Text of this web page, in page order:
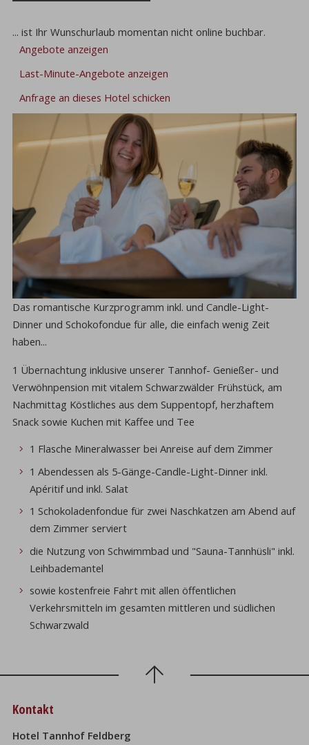
... ist Ihr Wunschurlaub momentan nicht online buchbar.
Angebote anzeigen
Last-Minute-Angebote anzeigen
Anfrage an dieses Hotel schicken
Das romantische Kurzprogramm inkl. und Candle-Light-
Dinner und Schokofondue für alle, die einfach wenig Zeit
haben...
1 Übernachtung inklusive unserer Tannhof- Genießer- und
Verwöhnpension mit vitalem Schwarzwälder Frühstück, am
Nachmittag Köstliches aus dem Suppentopf, herzhaftem
Snack sowie Kuchen mit Kaffee und Tee
1 Flasche Mineralwasser bei Anreise auf dem Zimmer
1 Abendessen als 5-Gänge-Candle-Light-Dinner inkl.
Apéritif und inkl. Salat
1 Schokoladenfondue für zwei Naschkatzen am Abend auf
dem Zimmer serviert
die Nutzung von Schwimmbad und "Sauna-Tannhüsli" inkl.
Leihbademantel
sowie kostenfreie Fahrt mit allen öffentlichen
Verkehrsmitteln im gesamten mittleren und südlichen
Schwarzwald
Kontakt
Hotel Tannhof Feldberg